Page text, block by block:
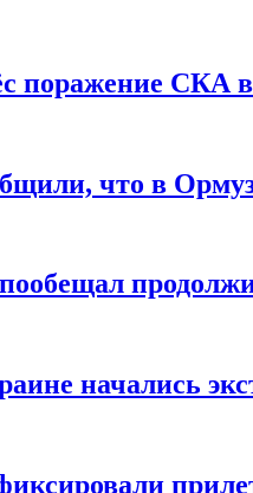
поражение СКА в
что в
начались